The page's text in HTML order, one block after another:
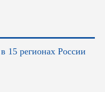
15 регионах России